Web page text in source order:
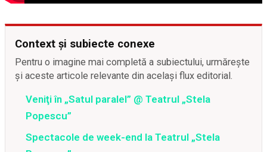
Context și subiecte conexe
Pentru o imagine mai completă a subiectului, urmărește
și aceste articole relevante din același flux editorial.
Veniţi în „Satul paralel” @ Teatrul „Stela
Popescu”
Spectacole de week-end la Teatrul „Stela